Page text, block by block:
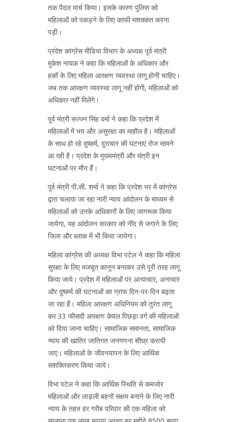
तक पैदल मार्च किया। इसके कारण पुलिस को
महिलाओं को पकड़ने के लिए काफी मशक्कत करना
पड़ी।
प्रदेश कांग्रेस मीडिया विभाग के अध्यक्ष पूर्व मंत्री
मुकेश नायक ने कहा कि महिलाओं के अधिकार और
हकों के लिए महिला आरक्षण व्यवस्था लागू होनी चाहिए।
जब तक आरक्षण व्यवस्था लागू नहीं होगी, महिलाओं को
अधिकार नहीं मिलेंगे।
पूर्व मंत्री सज्ज्न सिंह वर्मा ने कहा कि प्रदेश में
महिलाओं में भय और असुरक्षा का माहौल है। महिलाओं
के साथ हो रहे दुष्कर्म, दुराचार की घटनाएं रोज सामने
आ रही है। प्रदेश के मुख्यमंत्री और मंत्री इन
घटनाओं पर मौन हैं।
पूर्व मंत्री पी.सी. शर्मा ने कहा कि प्रदेश भर में कांग्रेस
द्वारा चलाया जा रहा नारी न्याय आंदोलन के माध्यम से
महिलाओं को उनके अधिकारों के लिए जागरूक किया
जायेगा, यह आंदोलन सरकार को नींद से जगाने के लिए
जिला और ब्लाक में भी किया जायेगा।
महिला कांग्रेस की अध्यक्ष विभा पटेल ने कहा कि महिला
सुरक्षा के लिए मजबूत कानून बनाकर उसे पूरी तरह लागू
किया जाये। प्रदेश में महिलाओं पर अत्याचार, अनाचार
और दुष्कर्म की घटनाओं का ग्राफ दिन-पर-दिन बढ़ता
जा रहा हैं। महिला आरक्षण अधिनियम को तुरंत लागू
कर 33 फीसदी आरक्षण केवल पिछड़ा वर्ग की महिलाओं
को दिया जाना चाहिए। सामाजिक समानता, सामाजिक
न्याय की खातिर जातिगत जनगणना शीघ्र करायी
जाए। महिलाओं के जीवनयापन के लिए आर्थिक
सशक्तिकरण किया जाये।
विभा पटेल ने कहा कि आर्थिक स्थिति से कमजोर
महिलाओं और लाड़ली बहनों सक्षम बनाने के लिए नारी
न्याय के तहत हर गरीब परिवार की एक महिला को